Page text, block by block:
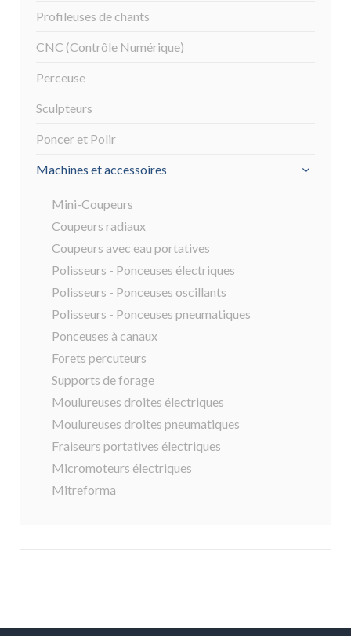
Profileuses de chants
CNC (Contrôle Numérique)
Perceuse
Sculpteurs
Poncer et Polir
Machines et accessoires
Mini-Coupeurs
Coupeurs radiaux
Coupeurs avec eau portatives
Polisseurs - Ponceuses électriques
Polisseurs - Ponceuses oscillants
Polisseurs - Ponceuses pneumatiques
Ponceuses à canaux
Forets percuteurs
Supports de forage
Moulureuses droites électriques
Moulureuses droites pneumatiques
Fraiseurs portatives électriques
Micromoteurs électriques
Mitreforma